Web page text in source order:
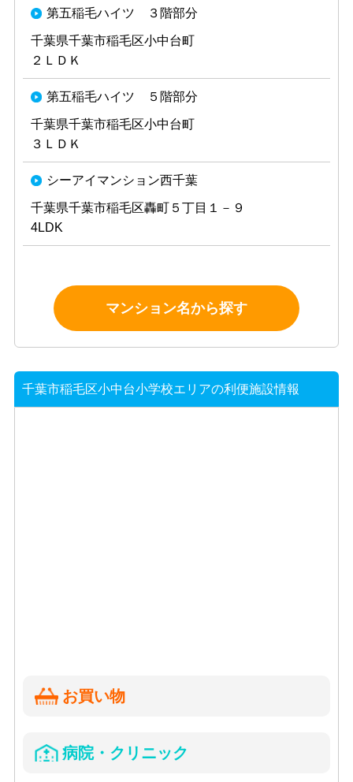
第五稲毛ハイツ ３階部分
千葉県千葉市稲毛区小中台町
２ＬＤＫ
第五稲毛ハイツ ５階部分
千葉県千葉市稲毛区小中台町
３ＬＤＫ
シーアイマンション西千葉
千葉県千葉市稲毛区轟町５丁目１－９
4LDK
マンション名から探す
千葉市稲毛区小中台小学校エリアの利便施設情報
お買い物
病院・クリニック